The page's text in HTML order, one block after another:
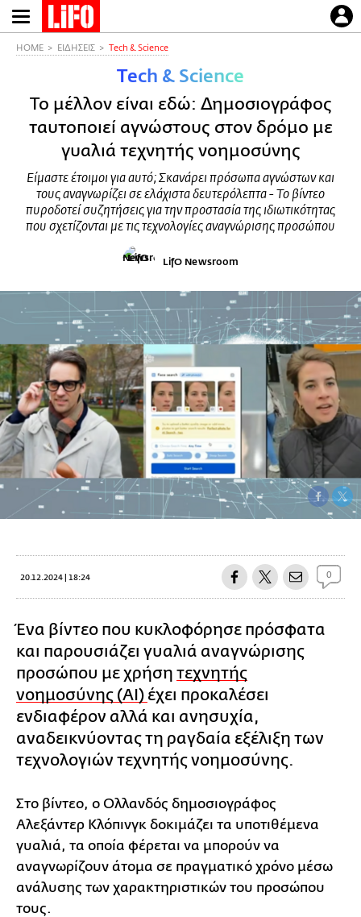
Παράκαμψη
προς
HOME ΕΙΔΗΣΕΙΣ Τech & Science
Τech & Science
Το μέλλον είναι εδώ: Δημοσιογράφος
ταυτοποιεί αγνώστους στον δρόμο με
γυαλιά τεχνητής νοημοσύνης
Είμαστε έτοιμοι για αυτό; Σκανάρει πρόσωπα αγνώστων και
τους αναγνωρίζει σε ελάχιστα δευτερόλεπτα - Το βίντεο
πυροδοτεί συζητήσεις για την προστασία της ιδιωτικότητας
που σχετίζονται με τις τεχνολογίες αναγνώρισης προσώπου
LifO Newsroom
20.12.2024 | 18:24 0
Ένα βίντεο που κυκλοφόρησε πρόσφατα
και παρουσιάζει γυαλιά αναγνώρισης
προσώπου με χρήση τεχνητής
νοημοσύνης (AI) έχει προκαλέσει
ενδιαφέρον αλλά και ανησυχία,
αναδεικνύοντας τη ραγδαία εξέλιξη των
τεχνολογιών τεχνητής νοημοσύνης.
Στο βίντεο, ο Ολλανδός δημοσιογράφος
Αλεξάντερ Κλόπινγκ δοκιμάζει τα υποτιθέμενα
γυαλιά, τα οποία φέρεται να μπορούν να
αναγνωρίζουν άτομα σε πραγματικό χρόνο μέσω
ανάλυσης των χαρακτηριστικών του προσώπου
τους.